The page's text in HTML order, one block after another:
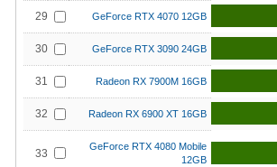
29 GeForce RTX 4070 12GB
30 GeForce RTX 3090 24GB
31 Radeon RX 7900M 16GB
32 Radeon RX 6900 XT 16GB
33
GeForce RTX 4080 Mobile
12GB